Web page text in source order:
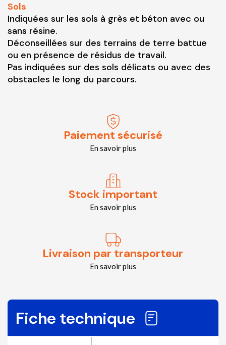
Sols
Indiquées sur les sols à grès et béton avec ou
sans résine.
Déconseillées sur des terrains de terre battue
ou en présence de résidus de travail.
Pas indiquées sur des sols délicats ou avec des
obstacles le long du parcours.
Paiement sécurisé
En savoir plus
Stock important
En savoir plus
Livraison par transporteur
En savoir plus
Fiche technique